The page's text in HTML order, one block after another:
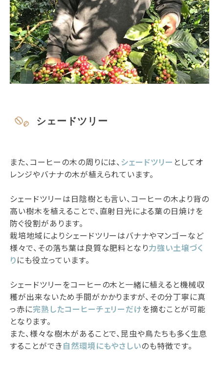
シェードツリー
また、コーヒーの木の周りには、シェードツリー としてオ
レンジやバナナの木が植えられています。
シェードツリーは日陰樹とも言い、コーヒーの木より背の
高い樹木を植えることで、直射日光による葉の日焼けを
防ぐ役割があります。
栽培地域によりシェードツリーはバナナやマンゴーなど
様々で、その落ち葉は良質な肥料となり力強い土壌づく
りにも役立っています。
シェードツリーをコーヒーの木と一緒に植えると機械収
穫が出来ないため手間がかかりますが、その分丁寧に真
っ赤に完熟したコーヒーチェリーだけを摘むことが可能
となります。
また、様々な樹木があることで、昆虫や鳥たちも多く生息
することができ自然環境にもやさしいのも特徴です。